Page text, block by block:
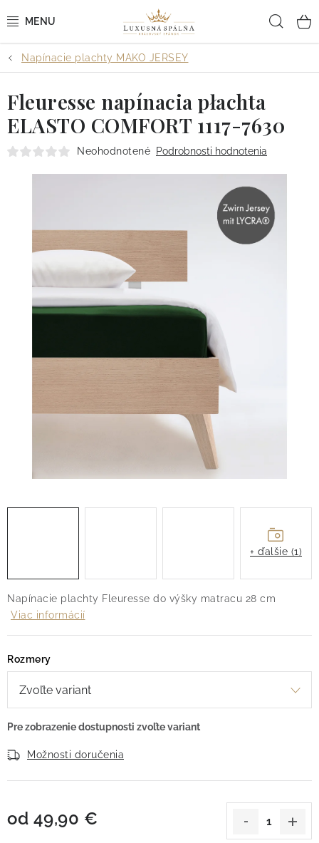
na
POSTEĽNÉ OBLIEČKY
POSTEĽNÉ PLACHTY
PREHOZY A PAPLÓNY
VANKÚŠE A OBLIEČKY
Podmienky ochrany osobných údajov
Vrátenie tovaru
Napínacie plachty MAKO JERSEY
Napínacie plachty Fleuresse do výšky matracu 28 cm
Viac informácií
Rozmery
Možnosti doručenia
od 49,90 €
Fleuresse napínacia płachta
ELASTO COMFORT 1117-7630
Neohodnotené Podrobnosti hodnotenia
+ ďalšie (1)